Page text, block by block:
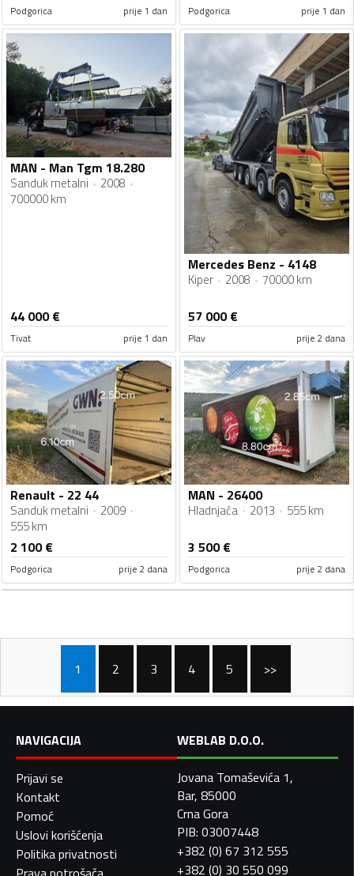
Podgorica prije 1 dan Podgorica prije 1 dan
MAN - Man Tgm 18.280
Sanduk metalni
2008
700000 km
44 000€
Tivat prije 1 dan
Mercedes Benz - 4148
Kiper 2008 70000 km
57 000€
Plav prije 2 dana
Renault - 22 44
Sanduk metalni
2009
555 km
2 100€
Podgorica prije 2 dana
MAN - 26400
Hladnjača 2013 555 km
3 500€
Podgorica prije 2 dana
1 2 3 4 5 >>
NAVIGACIJA
Prijavi se
Kontakt
Pomoć
Uslovi korišćenja
Politika privatnosti
WEBLAB D.O.O.
Jovana Tomaševića 1,
Bar, 85000
Crna Gora
PIB: 03007448
+382 (0) 67 312 555
+382 (0) 30 550 099